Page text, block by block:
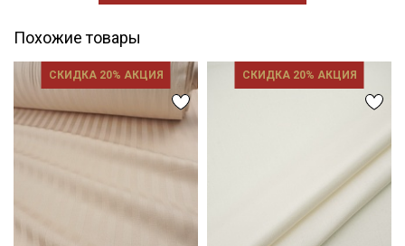
Похожие товары
СКИДКА 20% АКЦИЯ СКИДКА 20% АКЦИЯ